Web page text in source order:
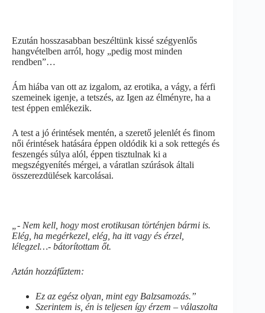
Ezután hosszasabban beszéltünk kissé szégyenlős
hangvételben arról, hogy „pedig most minden
rendben”…
Ám hiába van ott az izgalom, az erotika, a vágy, a férfi
szemeinek igenje, a tetszés, az Igen az élményre, ha a
test éppen emlékezik.
A test a jó érintések mentén, a szerető jelenlét és finom
női érintések hatására éppen oldódik ki a sok rettegés és
feszengés súlya alól, éppen tisztulnak ki a
megszégyenítés mérgei, a váratlan szúrások általi
összerezdülések karcolásai.
„- Nem kell, hogy most erotikusan történjen bármi is.
Elég, ha megérkezel, elég, ha itt vagy és érzel,
lélegzel…- bátorítottam őt.
Aztán hozzáfűztem:
Ez az egész olyan, mint egy Balzsamozás.”
Szerintem is, én is teljesen így érzem – válaszolta